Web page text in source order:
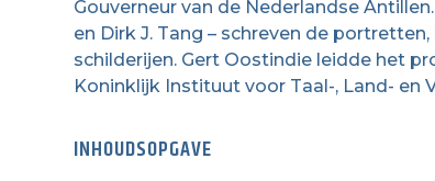
Gouverneur van de Nederlandse
en Dirk J. Tang – schreven de
schilderijen. Gert Oostindie leidde het
Koninklijk Instituut voor Taal-, Land- en
INHOUDSOPGAVE